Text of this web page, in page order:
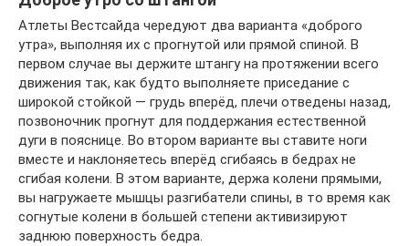
Атлеты Вестсайда чередуют два варианта «доброго
утра», выполняя их с прогнутой или прямой спиной. В
первом случае вы держите штангу на протяжении всего
движения так, как будто выполняете приседание с
широкой стойкой — грудь вперёд, плечи отведены назад,
позвоночник прогнут для поддержания естественной
дуги в пояснице. Во втором варианте вы ставите ноги
вместе и наклоняетесь вперёд сгибаясь в бедрах не
сгибая колени. В этом варианте, держа колени прямыми,
вы нагружаете мышцы разгибатели спины, в то время как
согнутые колени в большей степени активизируют
заднюю поверхность бедра.